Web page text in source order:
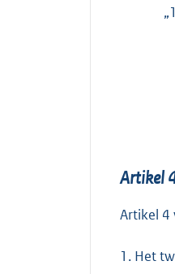
Artikel
Artikel 4
1. Het